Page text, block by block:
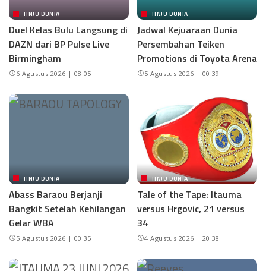
TINJU DUNIA
Duel Kelas Bulu Langsung di
DAZN dari BP Pulse Live
Birmingham
6 Agustus 2026 | 08:05
TINJU DUNIA
Jadwal Kejuaraan Dunia
Persembahan Teiken
Promotions di Toyota Arena
5 Agustus 2026 | 00:39
TINJU DUNIA
Abass Baraou Berjanji
Bangkit Setelah Kehilangan
Gelar WBA
5 Agustus 2026 | 00:35
TINJU DUNIA
Tale of the Tape: Itauma
versus Hrgovic, 21 versus
34
4 Agustus 2026 | 20:38